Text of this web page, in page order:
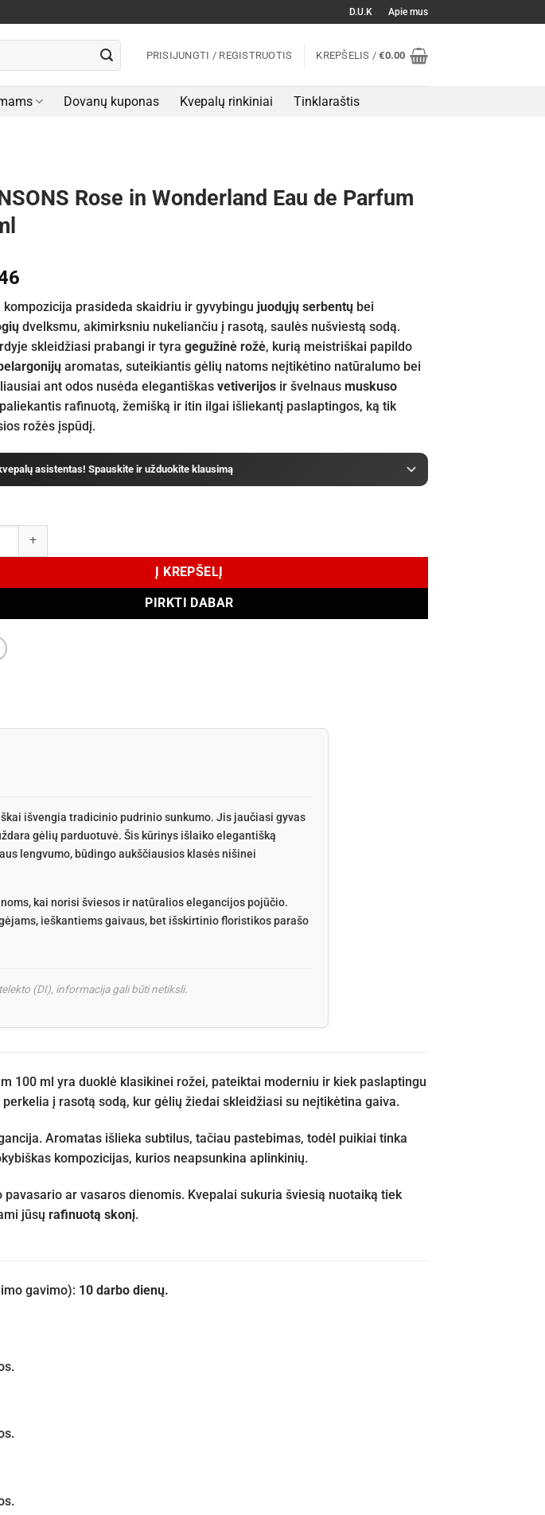
D.U.K Apie mus
PRISIJUNGTI / REGISTRUOTIS KREPŠELIS /€0.00
Dovanų kuponas Kvepalų rinkiniai Tinklaraštis
Rose in Wonderland Eau de Parfum
kompozicija prasideda skaidriu ir gyvybingu juodųjų serbentų bei
dvelksmu, akimirksniu nukeliančiu į rasotą, saulės nušviestą sodą.
skleidžiasi prabangi ir tyra gegužinė rožė, kurią meistriškai papildo
aromatas, suteikiantis gėlių natoms neįtikėtino natūralumo bei
ant odos nusėda elegantiškas vetiverijos ir švelnaus muskuso
rafinuotą, žemišką ir itin ilgai išliekantį paslaptingos, ką tik
rožės įspūdį.
asistentas! Spauskite ir užduokite klausimą
ATKINSONS Rose in Wonderland Eau de Parfum 100 ml
Į KREPŠELĮ
PIRKTI DABAR
išvengia tradicinio pudrinio sunkumo. Jis jaučiasi gyvas
gėlių parduotuvė. Šis kūrinys išlaiko elegantišką
lengvumo, būdingo aukščiausios klasės nišinei
kai norisi šviesos ir natūralios elegancijos pojūčio.
ieškantiems gaivaus, bet išskirtinio floristikos parašo
(DI), informacija gali būti netiksli.
100 ml yra duoklė klasikinei rožei, pateiktai moderniu ir kiek paslaptingu
į rasotą sodą, kur gėlių žiedai skleidžiasi su neįtikėtina gaiva.
Aromatas išlieka subtilus, tačiau pastebimas, todėl puikiai tinka
kompozicijas, kurios neapsunkina aplinkinių.
ar vasaros dienomis. Kvepalai sukuria šviesią nuotaiką tiek
jūsų rafinuotą skonį.
gavimo): 10 darbo dienų.